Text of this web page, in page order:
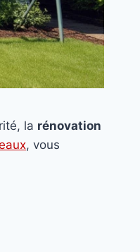
la rénovation
, vous